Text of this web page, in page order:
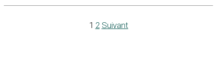
1 2 Suivant